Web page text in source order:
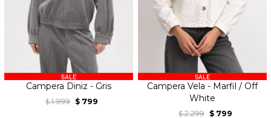
Campera Diniz - Gris
$ 1.999 $ 799
Campera Vela - Marfil / Off
White
$ 2.299 $ 799